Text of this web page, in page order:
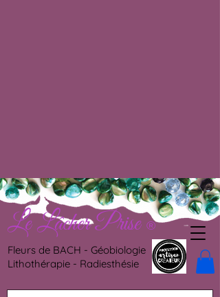
Le Lâcher Prise ®
Fleurs de BACH - Géobiologie
Lithothérapie - Radiesthésie